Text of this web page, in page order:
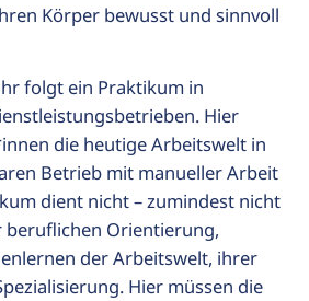
Körper bewusst und sinnvoll
folgt ein Praktikum in
Hier
die heutige Arbeitswelt in
Betrieb mit manueller Arbeit
dient nicht – zumindest nicht
beruflichen Orientierung,
der Arbeitswelt, ihrer
Hier müssen die